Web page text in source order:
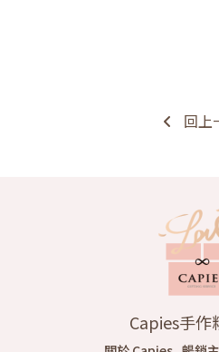
回上
Capies手作